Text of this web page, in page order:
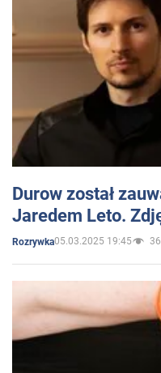
Durow został
Jaredem Leto.
Rozrywka05.03.2025 19:45 36